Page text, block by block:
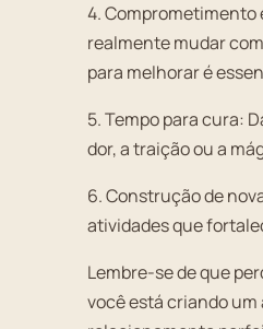
4. Comprometimento
realmente mudar
para melhorar é
5. Tempo para cura:
dor, a traição ou a
6. Construção de
atividades que
Lembre-se de que
você está criando